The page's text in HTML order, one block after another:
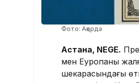
Фото: Ақорда
Астана, NEGE.
мен Еуропаны
шекарасындағы